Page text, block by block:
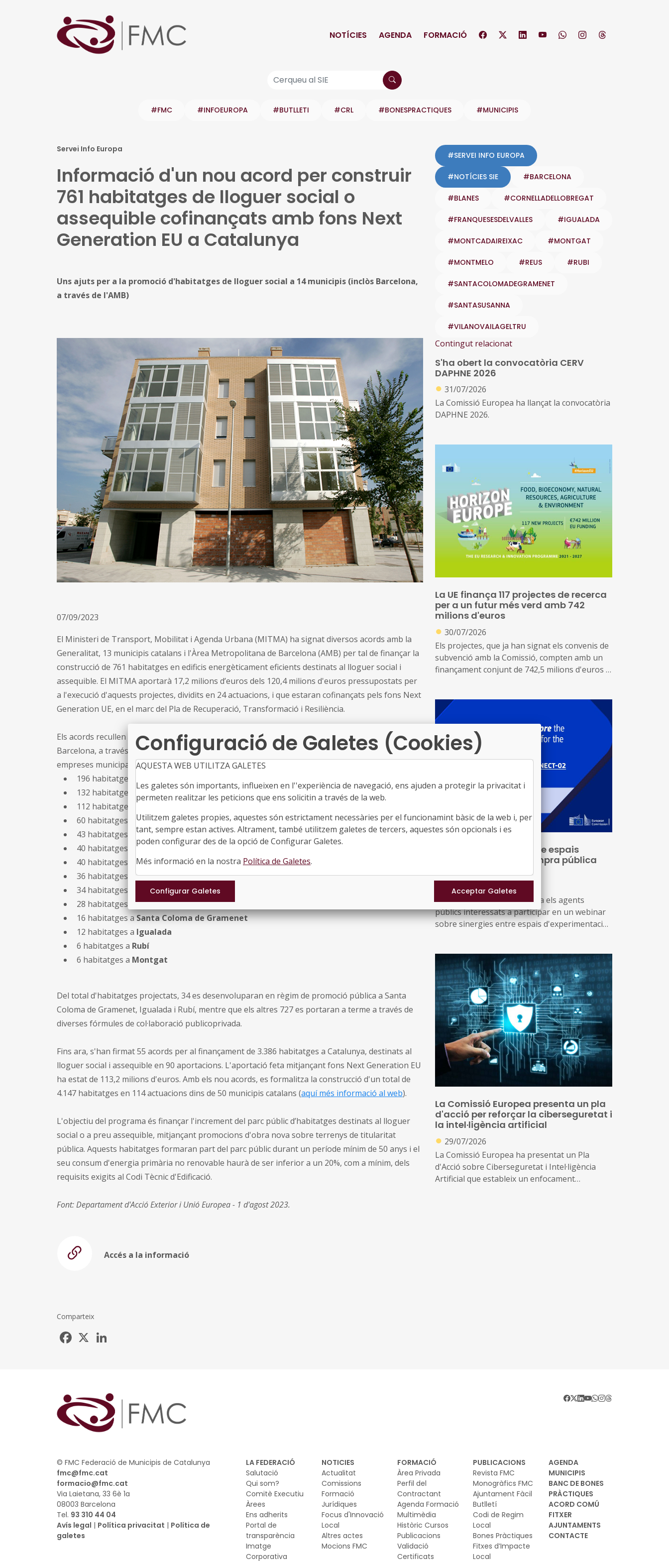
NOTÍCIES AGENDA FORMACIÓ
#FMC #INFOEUROPA #BUTLLETI #CRL #BONESPRACTIQUES #MUNICIPIS
Servei Info Europa
Informació d'un nou acord per construir
761 habitatges de lloguer social o
assequible cofinançats amb fons Next
Generation EU a Catalunya
Uns ajuts per a la promoció d'habitatges de lloguer social a 14 municipis (inclòs Barcelona,
a través de l'AMB)
07/09/2023
El Ministeri de Transport, Mobilitat i Agenda Urbana (MITMA) ha signat diversos acords amb la
Generalitat, 13 municipis catalans i l'Àrea Metropolitana de Barcelona (AMB) per tal de finançar la
construcció de 761 habitatges en edificis energèticament eficients destinats al lloguer social i
assequible. El MITMA aportarà 17,2 milions d’euros dels 120,4 milions d'euros pressupostats per
a l'execució d'aquests projectes, dividits en 24 actuacions, i que estaran cofinançats pels fons Next
Generation UE, en el marc del Pla de Recuperació, Transformació i Resiliència.
Els acords recullen ajuts per a la promoció d'habitatges en lloguer social a 14 municipis (inclòs
Barcelona, a través de l'AMB). Els projectes els portaran a terme els diversos ajuntaments o
empreses municipals d'habitatge, a més de l'AMB, amb la següent distribució:
196 habitatges en vuit actuacions a
132 habitatges a
Reus
112 habitatges en dues actuacions a
60 habitatges en dues actuacions aBlanes
43 habitatges a Montmeló
40 habitatges a Cornellà de Llobregat
40 habitatges a Montcada i Reixac
36 habitatges aSanta Susanna
34 habitatges a
Palamós
28 habitatges en dues actuacions ales Franqueses del Vallès
16 habitatges aSanta Coloma de Gramenet
12 habitatges a Igualada
6 habitatges a Rubí
6 habitatges a Montgat
Del total d'habitatges projectats, 34 es desenvoluparan en règim de promoció pública a Santa
Coloma de Gramenet, Igualada i Rubí, mentre que els altres 727 es portaran a terme a través de
diverses fórmules de col·laboració publicoprivada.
Fins ara, s'han firmat 55 acords per al finançament de 3.386 habitatges a Catalunya, destinats al
lloguer social i assequible en 90 aportacions. L'aportació feta mitjançant fons Next Generation EU
ha estat de 113,2 milions d'euros. Amb els nou acords, es formalitza la construcció d'un total de
4.147 habitatges en 114 actuacions dins de 50 municipis catalans (aquí més informació al web).
L'objectiu del programa és finançar l'increment del parc públic d’habitatges destinats al lloguer
social o a preu assequible, mitjançant promocions d'obra nova sobre terrenys de titularitat
pública. Aquests habitatges formaran part del parc públic durant un període mínim de 50 anys i el
seu consum d'energia primària no renovable haurà de ser inferior a un 20%, com a mínim, dels
requisits exigits al Codi Tècnic d'Edificació.
Font: Departament d'Acció Exterior i Unió Europea - 1 d'agost 2023.
Accés a la informació
Comparteix
Facebook
#SERVEI INFO EUROPA
#NOTÍCIES SIE #BARCELONA
#BLANES #CORNELLADELLOBREGAT
#FRANQUESESDELVALLES #IGUALADA
#MONTCADAIREIXAC #MONTGAT
#MONTMELO #REUS #RUBI
#SANTACOLOMADEGRAMENET
#SANTASUSANNA
#VILANOVAILAGELTRU
Contingut relacionat
S'ha obert la convocatòria CERV
DAPHNE 2026
● 31/07/2026
La Comissió Europea ha llançat la convocatòria
DAPHNE 2026.
La UE finança 117 projectes de recerca
per a un futur més verd amb 742
milions d'euros
● 30/07/2026
Els projectes, que ja han signat els convenis de
subvenció amb la Comissió, compten amb un
finançament conjunt de 742,5 milions d'euros i
ajudant a revertir la pèrdua de biodiversitat i
millorant la gestió dels recursos naturals.
Webinar: Sinergies entre espais
d'experimentació i compra pública
● 30/07/2026
La Comissió Europea convida els agents
públics interessats a participar en un webinar
sobre sinergies entre espais d'experimentació i
La Comissió Europea presenta un pla
d'acció per reforçar la ciberseguretat i
la intel·ligència artificial
● 29/07/2026
La Comissió Europea ha presentat un Pla
d'Acció sobre Ciberseguretat i Intel·ligència
Artificial que estableix un enfocament
LA FEDERACIÓ
Salutació
Qui som?
Comitè Executiu
Àrees
Ens adherits
Portal de
transparència
Imatge
Corporativa
NOTICIES
Actualitat
Comissions
Formació
Jurídiques
Focus d'Innovació
Local
Altres actes
Mocions FMC
FORMACIÓ
Àrea Privada
Perfil del
Contractant
Agenda Formació
Multimèdia
Històric Cursos
Publicacions
Validació
Certificats
PUBLICACIONS
Revista FMC
Monogràfics FMC
Ajuntament Fàcil
Butlletí
Codi de Regim
Local
Bones Pràctiques
Fitxes d’Impacte
Local
AGENDA
MUNICIPIS
BANC DE BONES
PRÀCTIQUES
ACORD COMÚ
FITXER
AJUNTAMENTS
CONTACTE
© FMC Federació de Municipis de Catalunya
fmc@fmc.cat
formacio@fmc.cat
Via Laietana, 33 6è 1a
08003 Barcelona
Tel. 93 310 44 04
Avís legal | Política privacitat | Política de
galetes
Configuració de Galetes (Cookies)
AQUESTA WEB UTILITZA GALETES
Les galetes són importants, influeixen en l''experiència de navegació, ens ajuden a protegir la privacitat i
permeten realitzar les peticions que ens solicitin a través de la web.
Utilitzem galetes propies, aquestes són estrictament necessàries per el funcionamint bàsic de la web i, per
tant, sempre estan actives. Altrament, també utilitzem galetes de tercers, aquestes són opcionals i es
poden configurar des de la opció de Configurar Galetes.
Més informació en la nostra Política de Galetes.